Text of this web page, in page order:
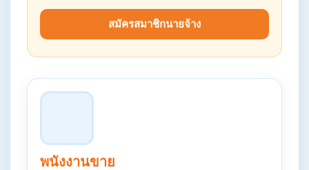
สมัครสมาชิกนายจ้าง
พนังงานขาย